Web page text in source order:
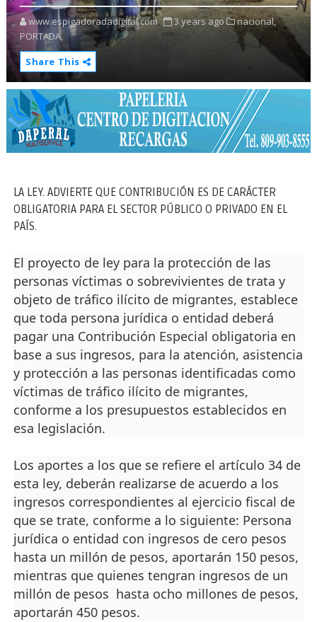
www.espigadoradadigital.com 3 years ago
nacional,
PORTADA,
Share This
LA LEY. ADVIERTE QUE CONTRIBUCIÓN ES DE CARÁCTER
OBLIGATORIA PARA EL SECTOR PÚBLICO O PRIVADO EN EL
PAÍS.
El proyecto de ley para la protección de las
personas víctimas o sobrevivientes de trata y
objeto de tráfico ilícito de migrantes, establece
que toda persona jurídica o entidad deberá
pagar una Contribución Especial obligatoria en
base a sus ingresos, para la atención, asistencia
y protección a las personas identificadas como
víctimas de tráfico ilícito de migrantes,
conforme a los presupuestos establecidos en
esa legislación.
Los aportes a los que se refiere el artículo 34 de
esta ley, deberán realizarse de acuerdo a los
ingresos correspondientes al ejercicio fiscal de
que se trate, conforme a lo siguiente: Persona
jurídica o entidad con ingresos de cero pesos
hasta un millón de pesos, aportarán 150 pesos,
mientras que quienes tengran ingresos de un
millón de pesos hasta ocho millones de pesos,
aportarán 450 pesos.